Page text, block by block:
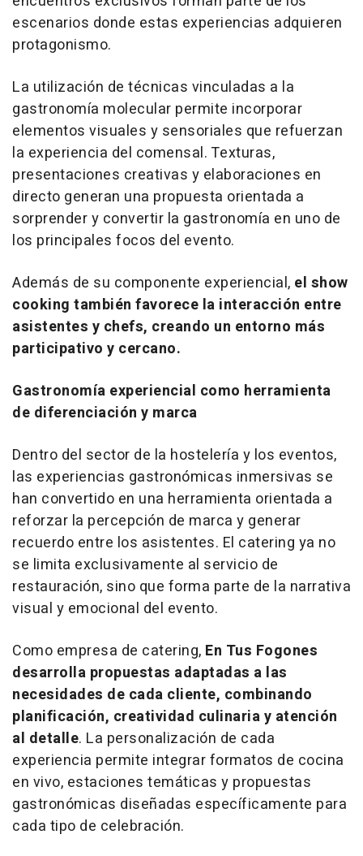
escenarios donde estas experiencias adquieren
protagonismo.
La utilización de técnicas vinculadas a la
gastronomía molecular permite incorporar
elementos visuales y sensoriales que refuerzan
la experiencia del comensal. Texturas,
presentaciones creativas y elaboraciones en
directo generan una propuesta orientada a
sorprender y convertir la gastronomía en uno de
los principales focos del evento.
Además de su componente experiencial, el show
cooking también favorece la interacción entre
asistentes y chefs, creando un entorno más
participativo y cercano.
Gastronomía experiencial como herramienta
de diferenciación y marca
Dentro del sector de la hostelería y los eventos,
las experiencias gastronómicas inmersivas se
han convertido en una herramienta orientada a
reforzar la percepción de marca y generar
recuerdo entre los asistentes. El catering ya no
se limita exclusivamente al servicio de
restauración, sino que forma parte de la narrativa
visual y emocional del evento.
Como empresa de catering, En Tus Fogones
desarrolla propuestas adaptadas a las
necesidades de cada cliente, combinando
planificación, creatividad culinaria y atención
al detalle. La personalización de cada
experiencia permite integrar formatos de cocina
en vivo, estaciones temáticas y propuestas
gastronómicas diseñadas específicamente para
cada tipo de celebración.